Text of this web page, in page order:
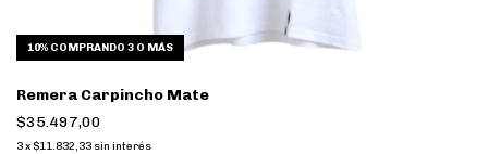
10% COMPRANDO 3 O MÁS
Remera Carpincho Mate
$35.497,00
3x $11.832,33 sin interés